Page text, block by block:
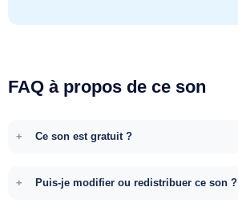
FAQ à propos de ce son
Ce son est gratuit ?
Puis-je modifier ou redistribuer ce son ?